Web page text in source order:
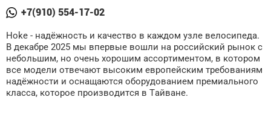
+7(910) 554-17-02
Hoke - надёжность и качество в каждом узле велосипеда.
В декабре 2025 мы впервые вошли на российский рынок с
небольшим, но очень хорошим ассортиментом, в котором
все модели отвечают высоким европейским требованиям
надёжности и оснащаются оборудованием премиального
класса, которое производится в Тайване.